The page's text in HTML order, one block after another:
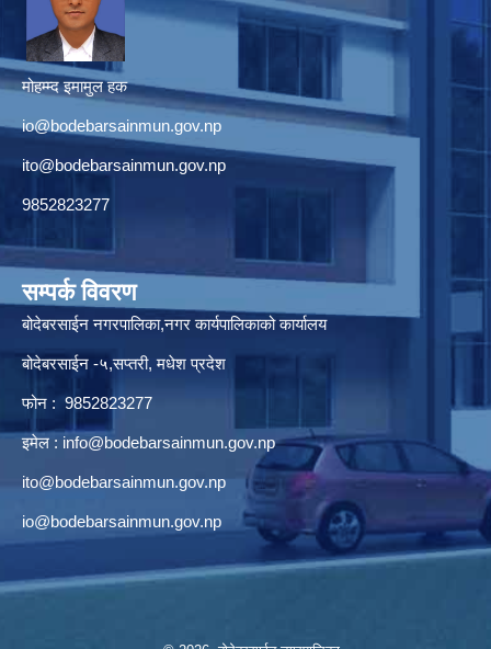
मोहम्म्द इमामुल हक
io@bodebarsainmun.gov.np
ito@bodebarsainmun.gov.np
9852823277
सम्पर्क विवरण
बोदेबरसाईन नगरपालिका,नगर कार्यपालिकाको कार्यालय
बोदेबरसाईन -५,सप्तरी, मधेश प्रदेश
फोन : 9852823277
इमेल : info@bodebarsainmun.gov.np
ito@bodebarsainmun.gov.np
io@bodebarsainmun.gov.np